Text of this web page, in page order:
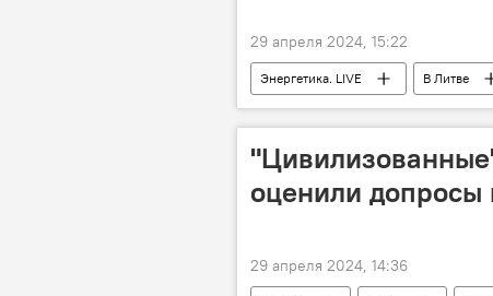
29 апреля 2024, 15:22
Энергетика. LIVE В Литве
оценили
29 апреля 2024, 14:36